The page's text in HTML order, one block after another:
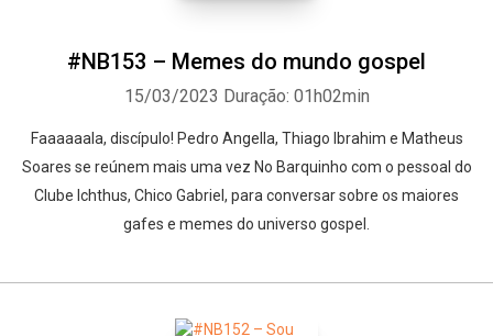
#NB153 – Memes do mundo gospel
15/03/2023 Duração: 01h02min
Faaaaaala, discípulo! Pedro Angella, Thiago Ibrahim e Matheus
Soares se reúnem mais uma vez No Barquinho com o pessoal do
Clube Ichthus, Chico Gabriel, para conversar sobre os maiores
gafes e memes do universo gospel.